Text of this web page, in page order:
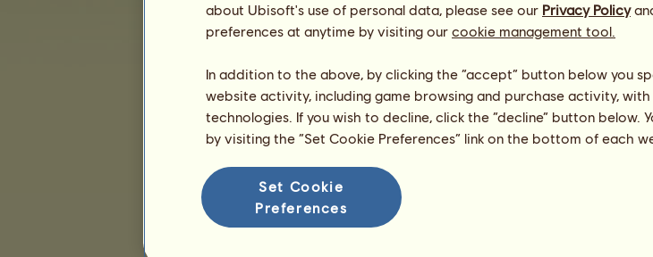
Prezentacja
about Ubisoft's use of personal data, please see our Privacy Policy
preferences at anytime by visiting our cookie management tool.
In addition to the above, by clicking the “accept” button below you
website activity, including game browsing and purchase activity,
technologies. If you wish to decline, click the “decline” button below.
by visiting the “Set Cookie Preferences” link on the bottom of each
Set Cookie
Preferences